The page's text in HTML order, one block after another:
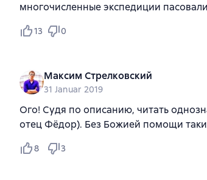
многочисленные экспедиции
13 0
Максим Стрелковский
31 Januar 2019
Ого! Судя по описанию, читать
отец Фёдор). Без Божией помощи
8 3